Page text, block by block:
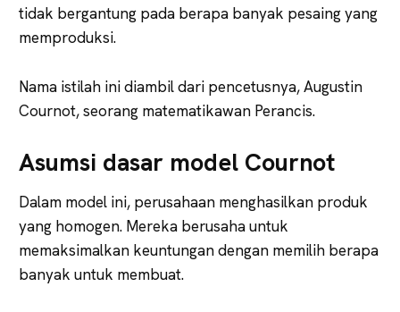
tidak bergantung pada berapa banyak pesaing yang
memproduksi.
Nama istilah ini diambil dari pencetusnya, Augustin
Cournot, seorang matematikawan Perancis.
Asumsi dasar model Cournot
Dalam model ini, perusahaan menghasilkan produk
yang homogen. Mereka berusaha untuk
memaksimalkan keuntungan dengan memilih berapa
banyak untuk membuat.